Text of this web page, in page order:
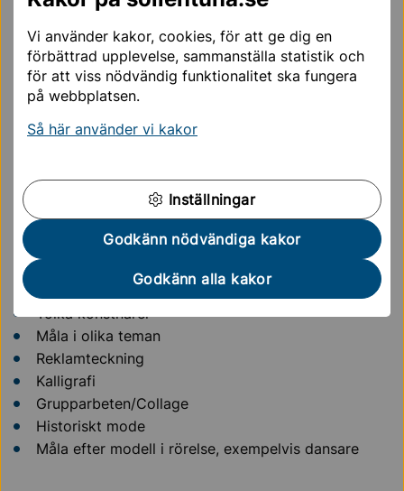
Vi använder kakor, cookies, för att ge dig en
förbättrad upplevelse, sammanställa statistik och
för att viss nödvändig funktionalitet ska fungera
på webbplatsen.
Så här använder vi kakor
Inställningar
Godkänn nödvändiga kakor
Godkänn alla kakor
Lera
Pastellkrita, torrpastell
Klippa och klistra
Skugga/ljusteknik
Pointillism
Perspektivlära
Proportioner
Måla stilleben
Jobba i ståltråd, hönsnät
Illustrera efter text/musik
Tolka konstnärer
Måla i olika teman
Reklamteckning
Kalligrafi
Grupparbeten/Collage
Historiskt mode
Måla efter modell i rörelse, exempelvis dansare